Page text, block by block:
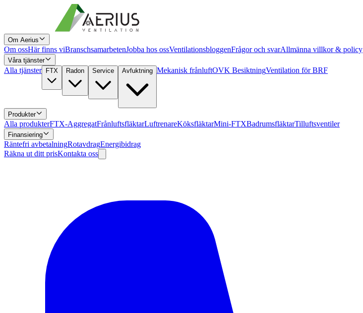
Om Aerius
Om ossHär finns viBranschsamarbetenJobba hos ossVentilationsbloggenFrågor och svarAllmänna villkor & policy
Våra tjänster
Alla tjänster FTX Radon Service Avfuktning Mekanisk frånluftOVK BesiktningVentilation för BRF
Produkter
Alla produkterFTX-AggregatFrånluftsfläktarLuftrenareKöksfläktarMini-FTXBadrumsfläktarTilluftsventiler
Finansiering
Räntefri avbetalningRotavdragEnergibidrag
Räkna ut ditt prisKontakta oss